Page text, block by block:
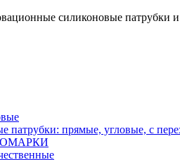
силиконовые патрубки и
патрубки: прямые, угловые, с